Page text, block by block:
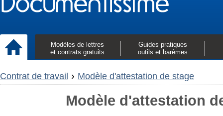
Modèles de lettres
et contrats gratuits
Guides pratiques
outils et barèmes
Contrat de travail › Modèle d'attestation de stage
Modèle d'attestation